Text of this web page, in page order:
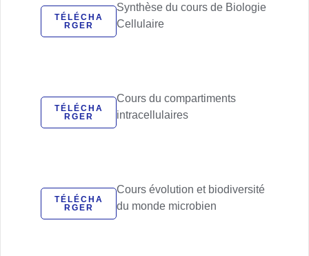
Synthèse du cours de Biologie
Cellulaire
TÉLÉCHA
RGER
Cours du compartiments
intracellulaires
TÉLÉCHA
RGER
Cours évolution et biodiversité
du monde microbien
TÉLÉCHA
RGER